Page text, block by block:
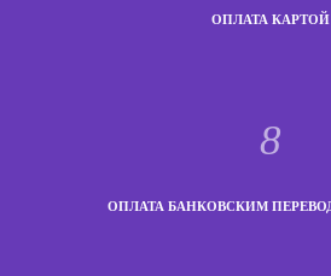
ОПЛАТА КАРТОЙ
ОПЛАТА БАНКОВСКИМ